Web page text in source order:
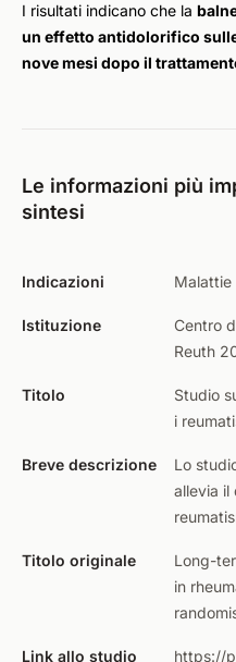
I risultati indicano che la
un effetto antidolorifico
nove mesi dopo il
Le informazioni più
sintesi
Indicazioni Malattie
Istituzione
Centro
Reuth
Titolo
Studio
i
Breve descrizione
Lo
allevia il
Titolo originale
Long-
in
Link allo studio https://